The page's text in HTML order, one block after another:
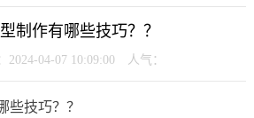
制作有哪些技巧？？
2024-04-07 10:09:00 人气：
些技巧？？